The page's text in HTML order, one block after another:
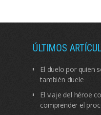
ÚLTIMOS
El duelo por quien
también duele
El viaje del héroe
comprender el